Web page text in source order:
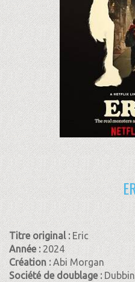
Titre original : Eric
Année : 2024
Création :Abi Morgan
Société de doublage :